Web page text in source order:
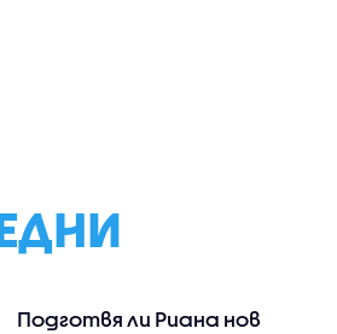
Подготвя ли Риана нов